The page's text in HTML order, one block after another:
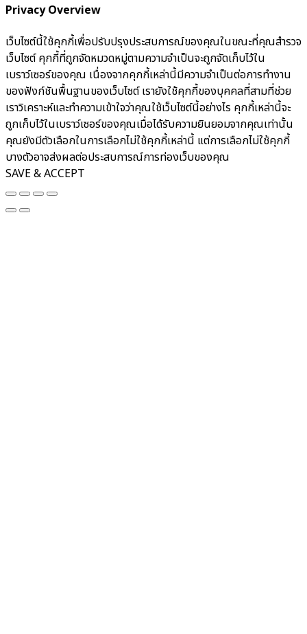
Privacy Overview
เว็บไซต์นี้ใช้คุกกี้เพื่อปรับปรุงประสบการณ์ของคุณในขณะที่คุณสำรวจ
เว็บไซต์ คุกกี้ที่ถูกจัดหมวดหมู่ตามความจำเป็นจะถูกจัดเก็บไว้ใน
เบราว์เซอร์ของคุณ เนื่องจากคุกกี้เหล่านี้มีความจำเป็นต่อการทำงาน
ของฟังก์ชันพื้นฐานของเว็บไซต์ เรายังใช้คุกกี้ของบุคคลที่สามที่ช่วย
เราวิเคราะห์และทำความเข้าใจว่าคุณใช้เว็บไซต์นี้อย่างไร คุกกี้เหล่านี้จะ
ถูกเก็บไว้ในเบราว์เซอร์ของคุณเมื่อได้รับความยินยอมจากคุณเท่านั้น
คุณยังมีตัวเลือกในการเลือกไม่ใช้คุกกี้เหล่านี้ แต่การเลือกไม่ใช้คุกกี้
บางตัวอาจส่งผลต่อประสบการณ์การท่องเว็บของคุณ
SAVE & ACCEPT